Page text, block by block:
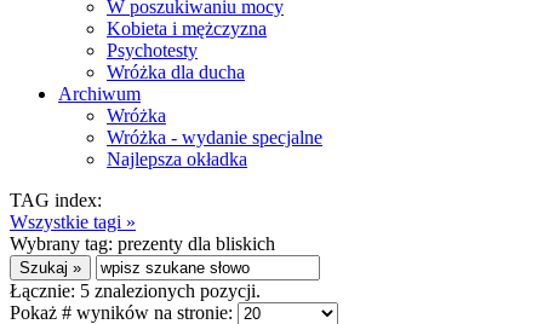
W poszukiwaniu mocy
Kobieta i mężczyzna
Psychotesty
Wróżka dla ducha
Archiwum
Wróżka
Wróżka - wydanie specjalne
Najlepsza okładka
TAG index:
Wszystkie tagi »
Wybrany tag: prezenty dla bliskich
Łącznie: 5 znalezionych pozycji.
Pokaż # wyników na stronie: